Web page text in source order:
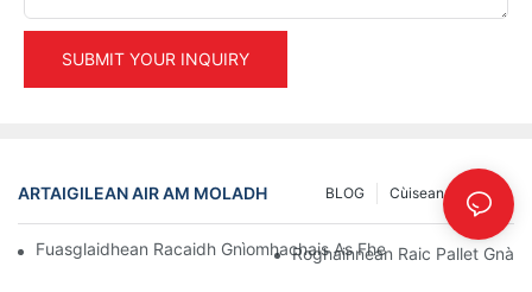
SUBMIT YOUR INQUIRY
ARTAIGILEAN AIR AM MOLADH INFO
Cùisean
BLOG
Fuasglaidhean Racaidh Gnìomhachais As Fheàrr Airson
Roghainnean Raic Pallet